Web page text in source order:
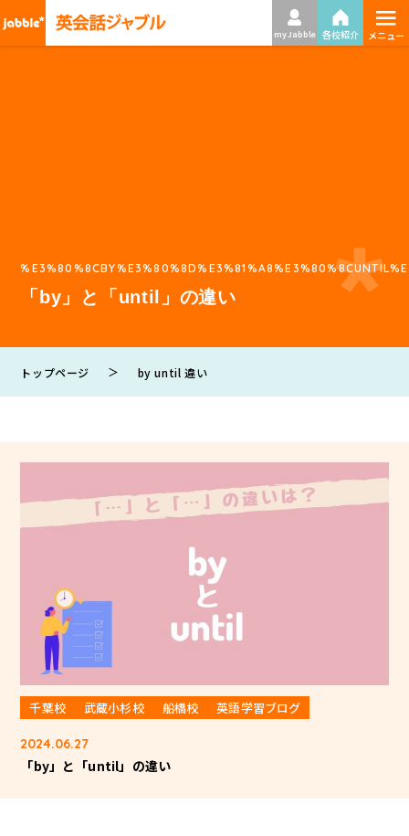
my Jabble 各校紹介 ≡
メニュー
「by」と「until」の違い
トップページ ＞ by until 違い
千葉校 武蔵小杉校 船橋校 英語学習ブログ
2024.06.27
「by」と「until」の違い